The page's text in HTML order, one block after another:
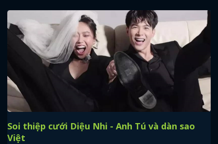
Soi thiệp cưới Diệu Nhi - Anh Tú và dàn sao
Việt